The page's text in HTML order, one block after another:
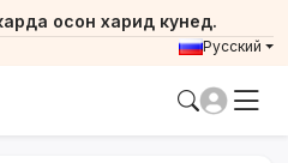
осон харид кунед.
Русский